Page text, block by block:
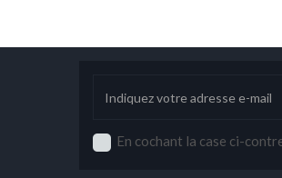
En cochant la case ci-